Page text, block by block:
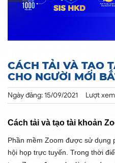
CÁCH TẢI VÀ TẠO
CHO NGƯỜI MỚI
Ngày đăng: 15/09/2021 Lượt
Cách tải và tạo tài khoản
Phần mềm Zoom được sử dụng
hội họp trực tuyến. Trong thời